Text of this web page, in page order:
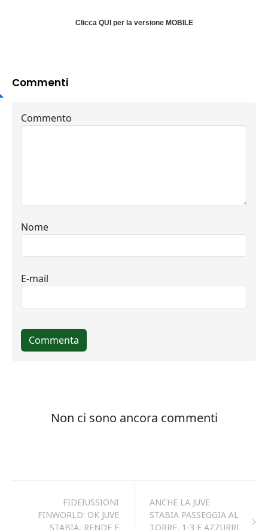
Clicca QUI per la versione MOBILE
Commenti
FIDEIUSSIONI
FINWORLD: OK JUVE
STABIA, RENDE E
ANCHE LA JUVE
STABIA PASSEGGIA AL
TORRE, 1-3 E AZZURRI